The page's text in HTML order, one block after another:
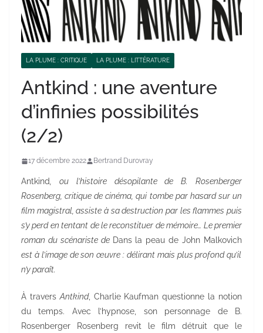
LA PLUME : CRITIQUE LA PLUME : LITTÉRATURE
Antkind : une aventure
d’infinies possibilités
(2/2)
17 décembre 2022 Bertrand Durovray
Antkind
, ou l’histoire désopilante de B. Rosenberger
Rosenberg, critique de cinéma, qui tombe par hasard sur un
film magistral, assiste à sa destruction par les flammes puis
s’y perd en tentant de le reconstituer de mémoire… Le premier
roman du scénariste de Dans la peau de John Malkovich
est à l’image de son œuvre : délirant mais plus profond qu’il
n’y paraît.
À traversAntkind, Charlie Kaufman questionne la notion
du temps. Avec l’hypnose, son personnage de B.
Rosenberger Rosenberg revit le film détruit que le